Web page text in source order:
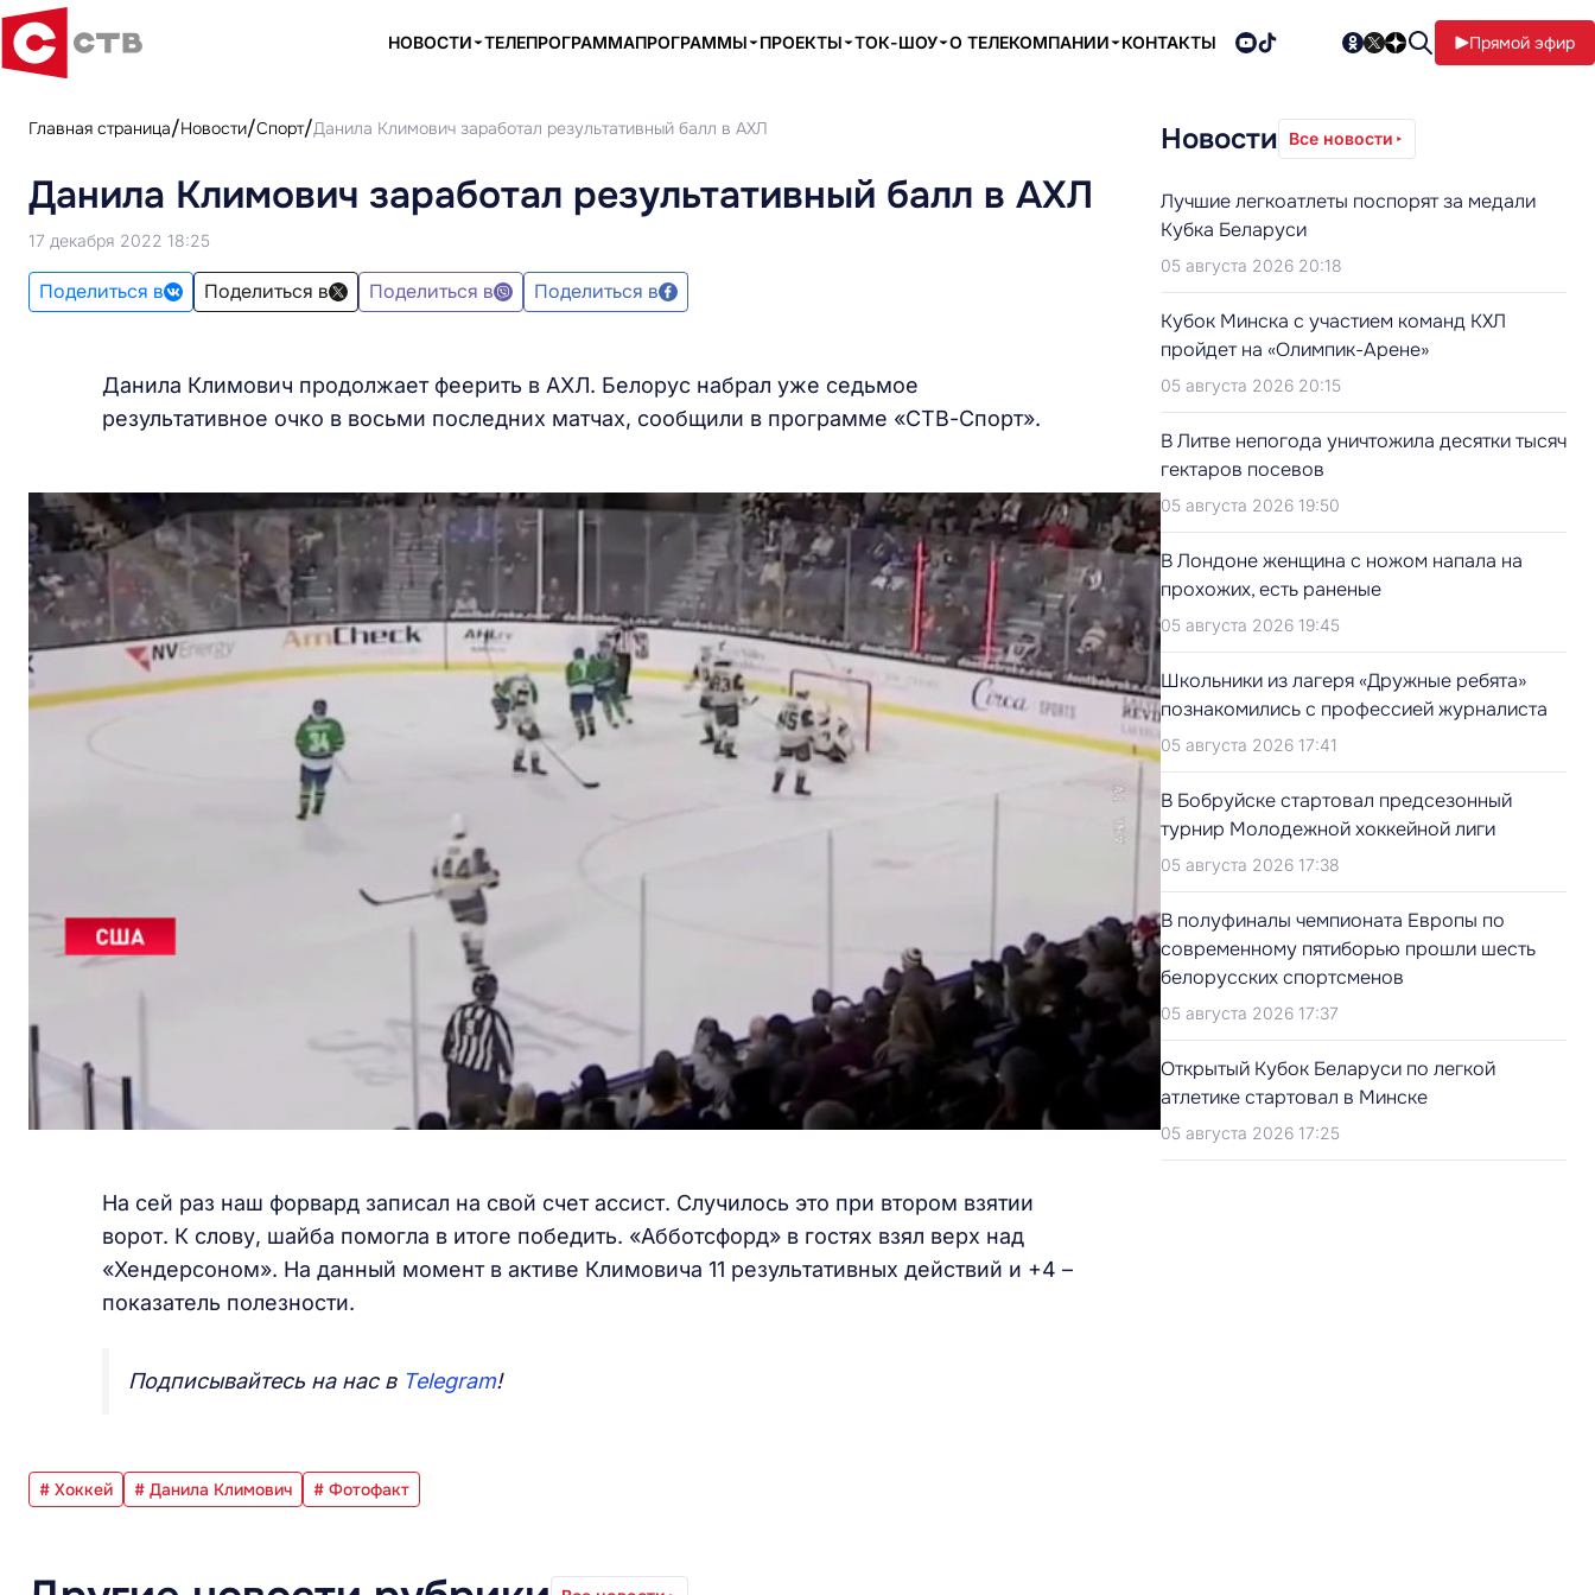
НОВОСТИ ТЕЛЕПРОГРАММАПРОГРАММЫ ПРОЕКТЫ ТОК-ШОУ О ТЕЛЕКОМПАНИИ КОНТАКТЫ Прямой эфир
Главная страница Новости Спорт Данила Климович заработал результативный балл в АХЛ
Данила Климович заработал результативный балл в АХЛ
17 декабря 2022 18:25
Поделиться в Поделиться в Поделиться в Поделиться в
Данила Климович продолжает феерить в АХЛ. Белорус набрал уже седьмое
результативное очко в восьми последних матчах, сообщили в программе «СТВ-Спорт».
На сей раз наш форвард записал на свой счет ассист. Случилось это при втором взятии
ворот. К слову, шайба помогла в итоге победить. «Абботсфорд» в гостях взял верх над
«Хендерсоном». На данный момент в активе Климовича 11 результативных действий и +4 –
показатель полезности.
Подписывайтесь на нас в Telegram!
# Хоккей # Данила Климович # Фотофакт
Новости Все новости
Лучшие легкоатлеты поспорят за медали
Кубка Беларуси
05 августа 2026 20:18
Кубок Минска с участием команд КХЛ
пройдет на «Олимпик-Арене»
05 августа 2026 20:15
В Литве непогода уничтожила десятки тысяч
гектаров посевов
05 августа 2026 19:50
В Лондоне женщина с ножом напала на
прохожих, есть раненые
05 августа 2026 19:45
Школьники из лагеря «Дружные ребята»
познакомились с профессией журналиста
05 августа 2026 17:41
В Бобруйске стартовал предсезонный
турнир Молодежной хоккейной лиги
05 августа 2026 17:38
В полуфиналы чемпионата Европы по
современному пятиборью прошли шесть
белорусских спортсменов
05 августа 2026 17:37
Открытый Кубок Беларуси по легкой
атлетике стартовал в Минске
05 августа 2026 17:25